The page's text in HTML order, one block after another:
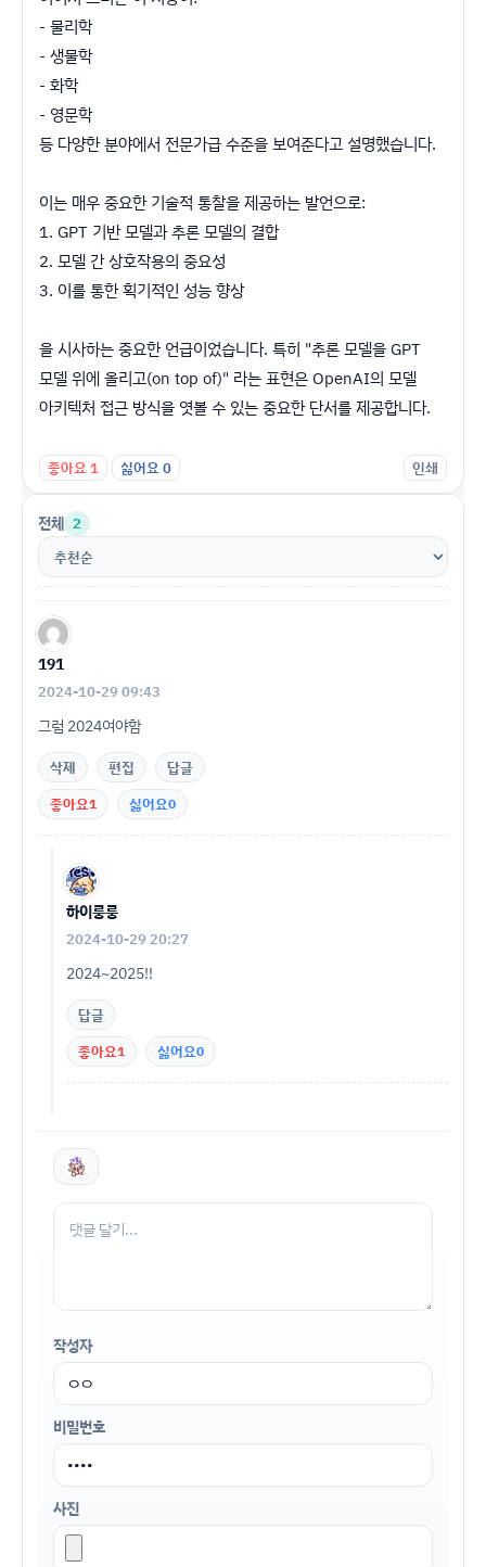
- 물리학
- 생물학
- 화학
- 영문학
등 다양한 분야에서 전문가급 수준을 보여준다고 설명했습니다.
이는 매우 중요한 기술적 통찰을 제공하는 발언으로:
1. GPT 기반 모델과 추론 모델의 결합
2. 모델 간 상호작용의 중요성
3. 이를 통한 획기적인 성능 향상
을 시사하는 중요한 언급이었습니다. 특히 "추론 모델을 GPT
모델 위에 올리고(on top of)" 라는 표현은 OpenAI의 모델
아키텍처 접근 방식을 엿볼 수 있는 중요한 단서를 제공합니다.
좋아요1 싫어요0 인쇄
전체 2
191
2024-10-29 09:43
그럼 2024여야함
삭제 편집
답글
좋아요1 싫어요0
하이룽룽
2024-10-29 20:27
2024~2025!!
답글
좋아요1 싫어요0
작성자
비밀번호
사진